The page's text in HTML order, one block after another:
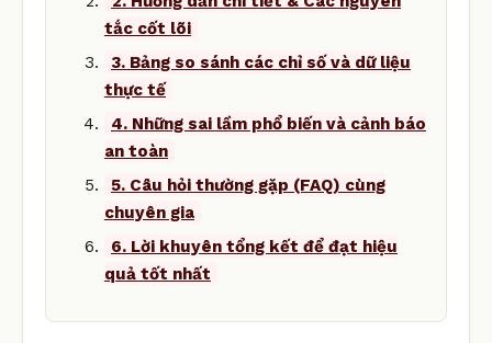
tắc cốt lõi
3. Bảng so sánh các chỉ số và dữ liệu
thực tế
4. Những sai lầm phổ biến và cảnh báo
an toàn
5. Câu hỏi thường gặp (FAQ) cùng
chuyên gia
6. Lời khuyên tổng kết để đạt hiệu
quả tốt nhất